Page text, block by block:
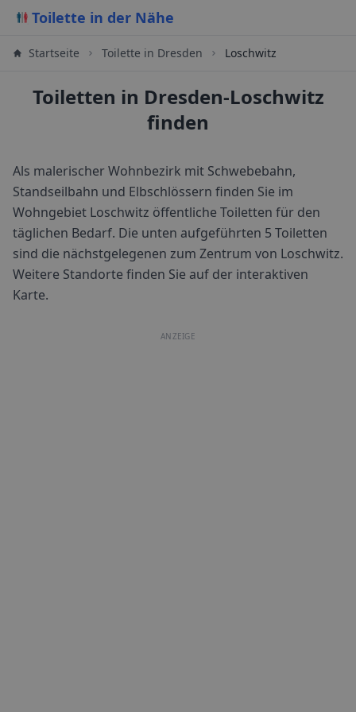
Toilette in der Nähe
Startseite Toilette in Dresden Loschwitz
Toiletten in Dresden-Loschwitz
finden
Als malerischer Wohnbezirk mit Schwebebahn,
Standseilbahn und Elbschlössern finden Sie im
Wohngebiet Loschwitz öffentliche Toiletten für den
täglichen Bedarf. Die unten aufgeführten 5 Toiletten
sind die nächstgelegenen zum Zentrum von Loschwitz.
Weitere Standorte finden Sie auf der interaktiven
Karte.
ANZEIGE